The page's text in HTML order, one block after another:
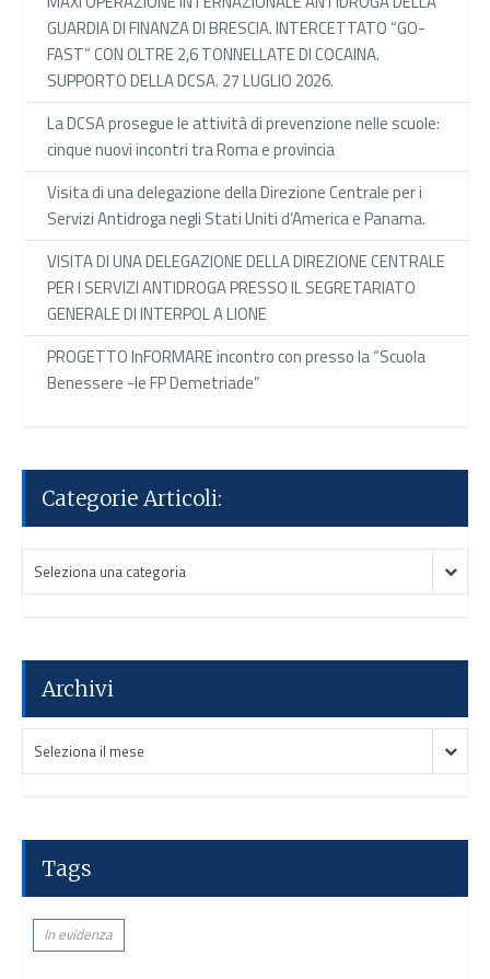
GUARDIA DI FINANZA DI BRESCIA. INTERCETTATO “GO-
FAST” CON OLTRE 2,6 TONNELLATE DI COCAINA.
SUPPORTO DELLA DCSA. 27 LUGLIO 2026.
La DCSA prosegue le attività di prevenzione nelle scuole:
cinque nuovi incontri tra Roma e provincia
Visita di una delegazione della Direzione Centrale per i
Servizi Antidroga negli Stati Uniti d’America e Panama.
VISITA DI UNA DELEGAZIONE DELLA DIREZIONE CENTRALE
PER I SERVIZI ANTIDROGA PRESSO IL SEGRETARIATO
GENERALE DI INTERPOL A LIONE
PROGETTO InFORMARE incontro con presso la “Scuola
Benessere -le FP Demetriade”
Categorie Articoli:
Categorie
Seleziona una categoria
Categorie
Articoli:
Archivi
Archivi
Seleziona il mese
Archivi
Tags
In evidenza